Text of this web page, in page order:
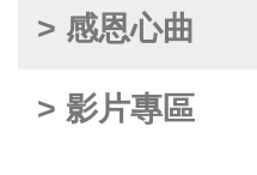
> 感恩心曲
> 影片專區